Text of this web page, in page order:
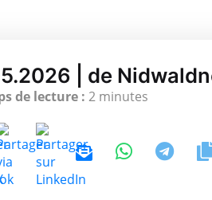
| de
de lecture : 2 minutes